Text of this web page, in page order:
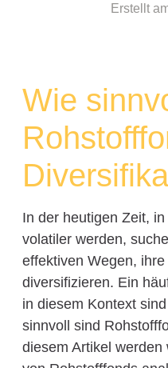
Erstellt
Wie
In der heutigen Zeit,
volatiler werden,
effektiven Wegen,
diversifizieren. Ein
in diesem Kontext
sinnvoll sind
diesem Artikel